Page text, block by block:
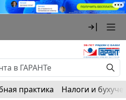
практика Налоги и